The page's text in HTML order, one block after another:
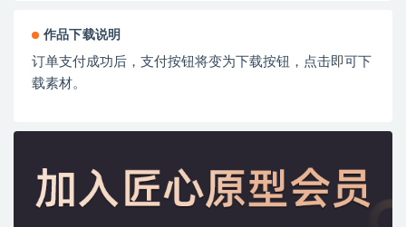
作品下载说明
订单支付成功后，支付按钮将变为下载按钮，点击即可下
载素材。